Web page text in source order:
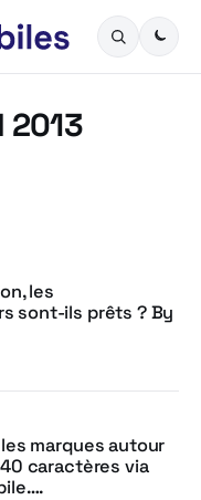
2013
les
sont-ils prêts ? By
marques autour
caractères via